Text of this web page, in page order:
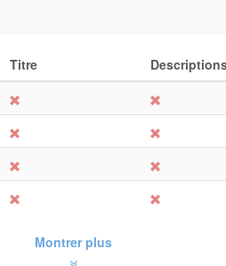
Titre
Montrer plus